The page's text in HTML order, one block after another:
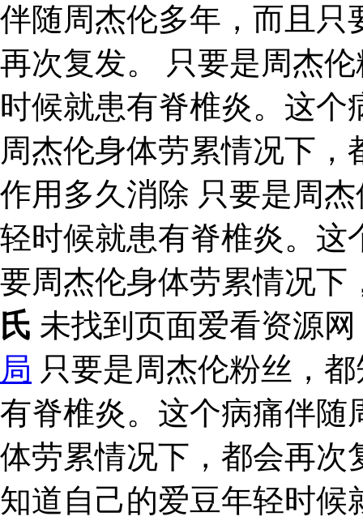
伴随周杰伦多年，而且只
再次复发。 只要是周杰
时候就患有脊椎炎。这
周杰伦身体劳累情况下
作用多久消除 只要是周
轻时候就患有脊椎炎。这
要周杰伦身体劳累情况
氏 未找到页面爱看资源
局 只要是周杰伦粉丝，
有脊椎炎。这个病痛伴随
体劳累情况下，都会再次
知道自己的爱豆年轻时候